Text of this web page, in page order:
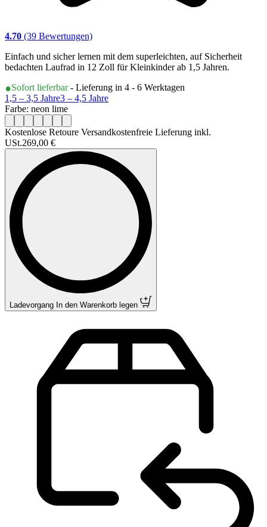
4.70 (39 Bewertungen)
Einfach und sicher lernen mit dem superleichten, auf Sicherheit
bedachten Laufrad in 12 Zoll für Kleinkinder ab 1,5 Jahren.
Sofort lieferbar- Lieferung in 4 - 6 Werktagen
1,5 – 3,5 Jahre3 – 4,5 Jahre
Farbe: neon lime
Kostenlose Retoure Versandkostenfreie Lieferung inkl.
USt.269,00 €
Ladevorgang In den Warenkorb legen